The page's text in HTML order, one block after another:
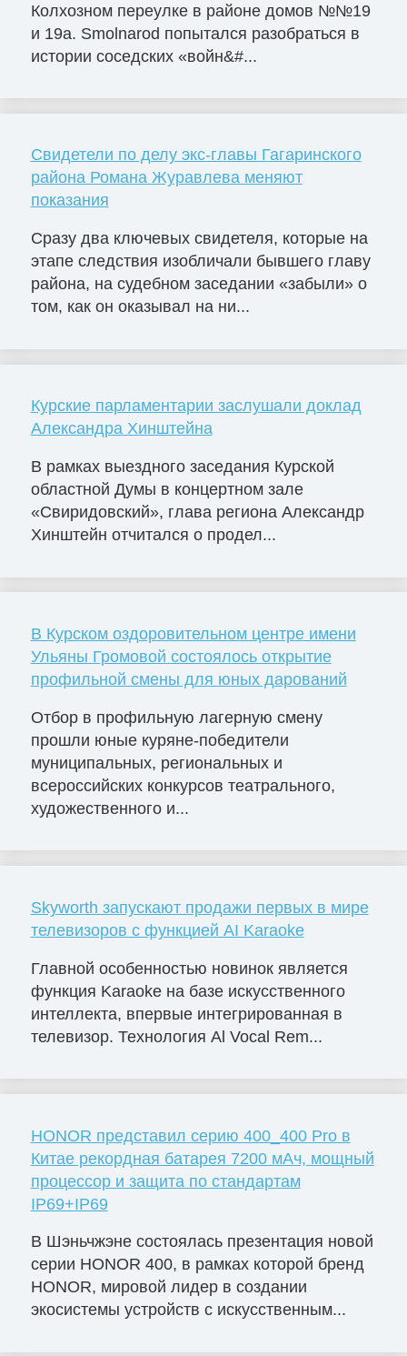
Колхозном переулке в районе домов №№19
и 19а. Smolnarod попытался разобраться в
истории соседских «войн&#...
Свидетели по делу экс-главы Гагаринского
района Романа Журавлева меняют
показания
Сразу два ключевых свидетеля, которые на
этапе следствия изобличали бывшего главу
района, на судебном заседании «забыли» о
том, как он оказывал на ни...
Курские парламентарии заслушали доклад
Александра Хинштейна
В рамках выездного заседания Курской
областной Думы в концертном зале
«Свиридовский», глава региона Александр
Хинштейн отчитался о продел...
В Курском оздоровительном центре имени
Ульяны Громовой состоялось открытие
профильной смены для юных дарований
Отбор в профильную лагерную смену
прошли юные куряне-победители
муниципальных, региональных и
всероссийских конкурсов театрального,
художественного и...
Skyworth запускают продажи первых в мире
телевизоров с функцией AI Karaoke
Главной особенностью новинок является
функция Karaoke на базе искусственного
интеллекта, впервые интегрированная в
телевизор. Технология Al Vocal Rem...
HONOR представил серию 400_400 Pro в
Китае рекордная батарея 7200 мАч, мощный
процессор и защита по стандартам
IP69+IP69
В Шэньчжэне состоялась презентация новой
серии HONOR 400, в рамках которой бренд
HONOR, мировой лидер в создании
экосистемы устройств с искусственным...